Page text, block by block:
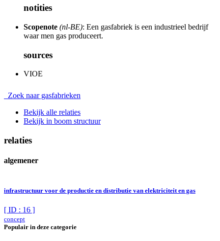
notities
Scopenote (nl-BE): Een gasfabriek is een industrieel bedrijf
waar men gas produceert.
sources
VIOE
Zoek naar gasfabrieken
Bekijk alle relaties
Bekijk in boom structuur
relaties
algemener
infrastructuur voor de productie en distributie van elektriciteit en gas
[ ID : 16 ]
concept
Populair in deze categorie